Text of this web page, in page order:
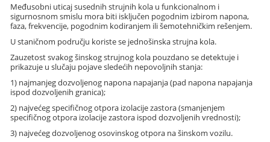
Međusobni uticaj susednih strujnih kola u funkcionalnom i
sigurnosnom smislu mora biti isključen pogodnim izbirom napona,
faza, frekvencije, pogodnim kodiranjem ili šemotehničkim rešenjem.
U staničnom području koriste se jednošinska strujna kola.
Zauzetost svakog šinskog strujnog kola pouzdano se detektuje i
prikazuje u slučaju pojave sledećih nepovoljnih stanja:
1) najmanjeg dozvoljenog napona napajanja (pad napona napajanja
ispod dozvoljenih granica);
2) najvećeg specifičnog otpora izolacije zastora (smanjenjem
specifičnog otpora izolacije zastora ispod dozvoljenih vrednosti);
3) najvećeg dozvoljenog osovinskog otpora na šinskom vozilu.